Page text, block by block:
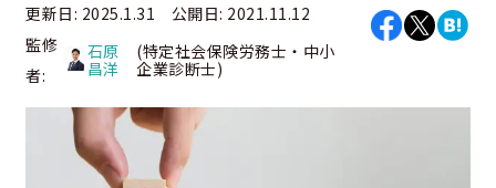
更新日: 2025.1.31 公開日: 2021.11.12
監修
者:
石原
昌洋
(特定社会保険労務士・中小
企業診断士)